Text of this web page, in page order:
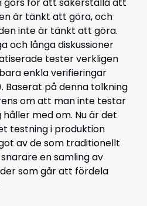
är tänkt att göra, och
inte är tänkt att göra.
och långa diskussioner
tester verkligen
enkla verifieringar
Baserat på denna tolkning
om att man inte testar
med om. Nu är det
testning i produktion
av de som traditionellt
en samling av
som går att fördela